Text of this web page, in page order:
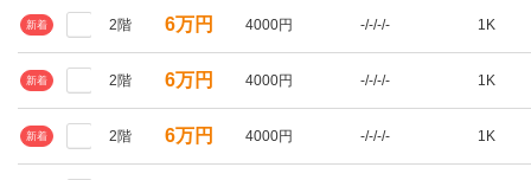
新着 2階 6万円 4000円 -/-/-/- 1K
新着 2階 6万円 4000円 -/-/-/- 1K
新着 2階 6万円 4000円 -/-/-/- 1K